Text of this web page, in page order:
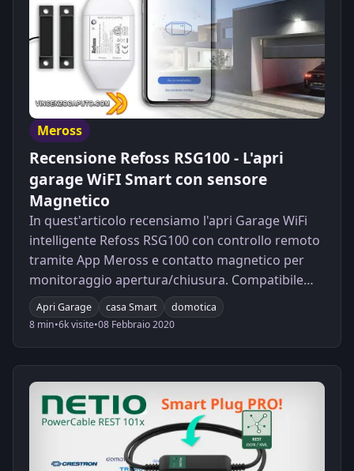
Meross
Recensione Refoss RSG100 - L'apri
garage WiFI Smart con sensore
Magnetico
In quest'articolo recensiamo l'apri Garage WiFi
intelligente Refoss RSG100 con controllo remoto
tramite App Meross e contatto magnetico per
monitoraggio apertura/chiusura. Compatibile
con Alexa, Google Home e IFTTT.
Apri Garage casa Smart
domotica
8 min•6k visite•08 Febbraio 2020